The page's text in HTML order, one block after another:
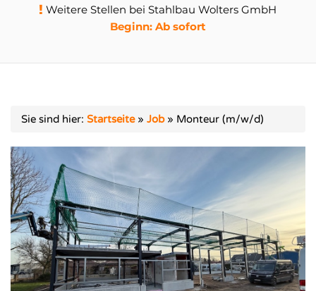
Weitere Stellen bei Stahlbau Wolters GmbH
Beginn: Ab sofort
Sie sind hier: Startseite» Job» Monteur (m/w/d)